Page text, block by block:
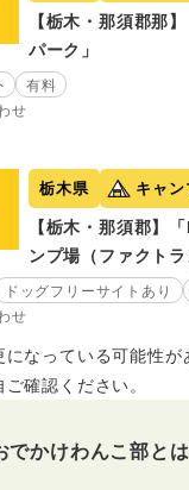
【栃木・那須郡那
パーク」
有料
せ
栃木県 キャン
【栃木・那須郡】
ンプ場（ファクトラ
ドッグフリーサイトあり
せ
なっている可能性が
確認ください。
でかけわんこ部と